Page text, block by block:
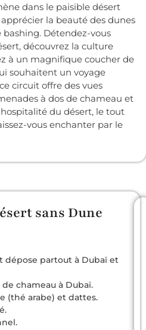
dans le paisible désert
la beauté des dunes
bashing. Détendez-vous
découvrez la culture
à un magnifique coucher de
souhaitent un voyage
circuit offre des vues
à dos de chameau et
du désert, le tout
vous enchanter par le
sans Dune
dépose partout à Dubaï et
chameau à Dubaï.
(thé arabe) et dattes.